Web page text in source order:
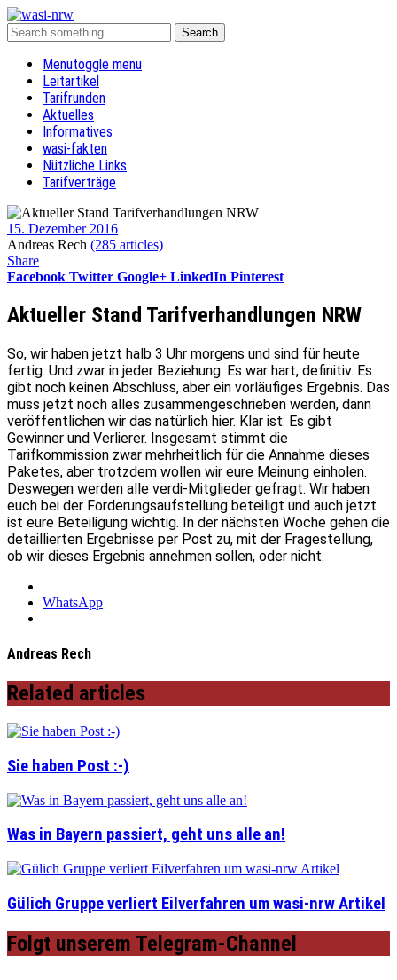
Menutoggle menu
Leitartikel
Tarifrunden
Aktuelles
Informatives
wasi-fakten
Nützliche Links
Tarifverträge
15. Dezember 2016
Andreas Rech (285 articles)
Share
Facebook Twitter Google+ LinkedIn Pinterest
Aktueller Stand Tarifverhandlungen NRW
So, wir haben jetzt halb 3 Uhr morgens und sind für heute
fertig. Und zwar in jeder Beziehung. Es war hart, definitiv. Es
gibt noch keinen Abschluss, aber ein vorläufiges Ergebnis. Das
muss jetzt noch alles zusammengeschrieben werden, dann
veröffentlichen wir das natürlich hier. Klar ist: Es gibt
Gewinner und Verlierer. Insgesamt stimmt die
Tarifkommission zwar mehrheitlich für die Annahme dieses
Paketes, aber trotzdem wollen wir eure Meinung einholen.
Deswegen werden alle verdi-Mitglieder gefragt. Wir haben
euch bei der Forderungsaufstellung beteiligt und auch jetzt
ist eure Beteiligung wichtig. In der nächsten Woche gehen die
detaillierten Ergebnisse per Post zu, mit der Fragestellung,
ob wir dieses Ergebnis annehmen sollen, oder nicht.
WhatsApp
Andreas Rech
Related articles
Sie haben Post :-)
Was in Bayern passiert, geht uns alle an!
Gülich Gruppe verliert Eilverfahren um wasi-nrw Artikel
Folgt unserem Telegram-Channel